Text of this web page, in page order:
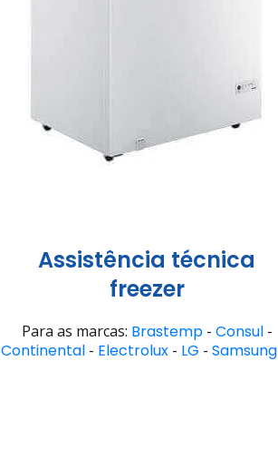
Assistência técnica
freezer
Para as marcas: Brastemp- Consul-
Continental - Electrolux - LG - Samsung